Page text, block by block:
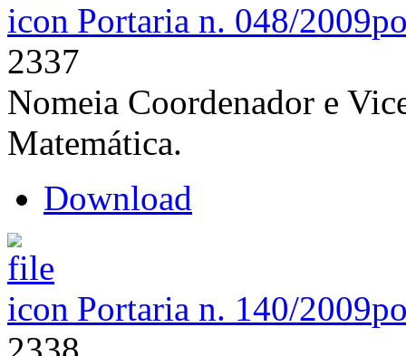
Portaria n. 048/2009
2337
Nomeia Coordenador e
Matemática.
Download
Portaria n. 140/2009